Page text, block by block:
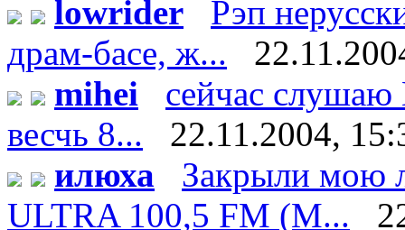
lowrider
Рэп
драм-басе, ж...
mihei
сейчас слушаю
весчь 8...
22.11.2004,
илюха
Закрыли мою
ULTRA 100,5 FM (М...